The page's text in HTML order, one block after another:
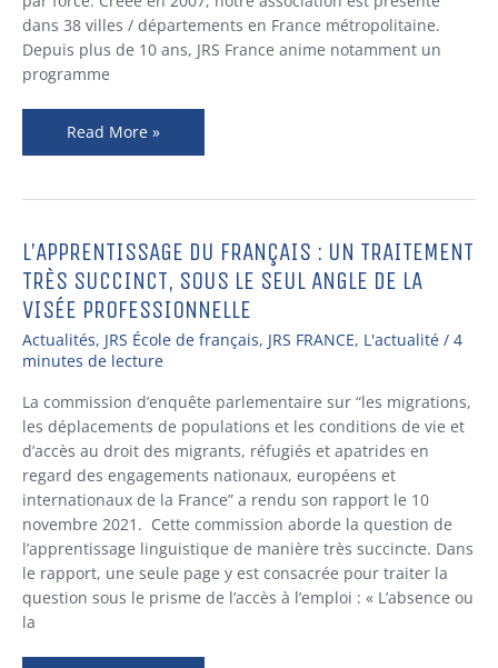
dans 38 villes / départements en France métropolitaine.
Depuis plus de 10 ans, JRS France anime notamment un
programme
Read More »
L’APPRENTISSAGE DU FRANÇAIS : UN TRAITEMENT
TRÈS SUCCINCT, SOUS LE SEUL ANGLE DE LA
VISÉE PROFESSIONNELLE
Actualités, JRS École de français, JRS FRANCE, L'actualité / 4
minutes de lecture
La commission d’enquête parlementaire sur “les migrations,
les déplacements de populations et les conditions de vie et
d’accès au droit des migrants, réfugiés et apatrides en
regard des engagements nationaux, européens et
internationaux de la France” a rendu son rapport le 10
novembre 2021. Cette commission aborde la question de
l’apprentissage linguistique de manière très succincte. Dans
le rapport, une seule page y est consacrée pour traiter la
question sous le prisme de l’accès à l’emploi : « L’absence ou
la
L’apprentissage
du
français
:
un
traitement
très
succinct,
sous
le
seul
angle
de
la
visée